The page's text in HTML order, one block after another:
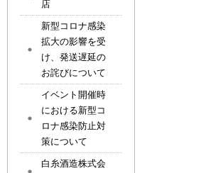
店
新型コロナ感染
拡大の影響を受
け、発送遅延の
お詫びについて
イベント開催時
における新型コ
ロナ感染防止対
策について
白糸酒造株式会